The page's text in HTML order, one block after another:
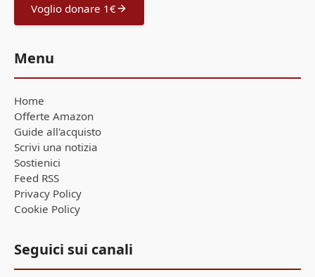
Voglio donare 1€
Menu
Home
Offerte Amazon
Guide all'acquisto
Scrivi una notizia
Sostienici
Feed RSS
Privacy Policy
Cookie Policy
Seguici sui canali